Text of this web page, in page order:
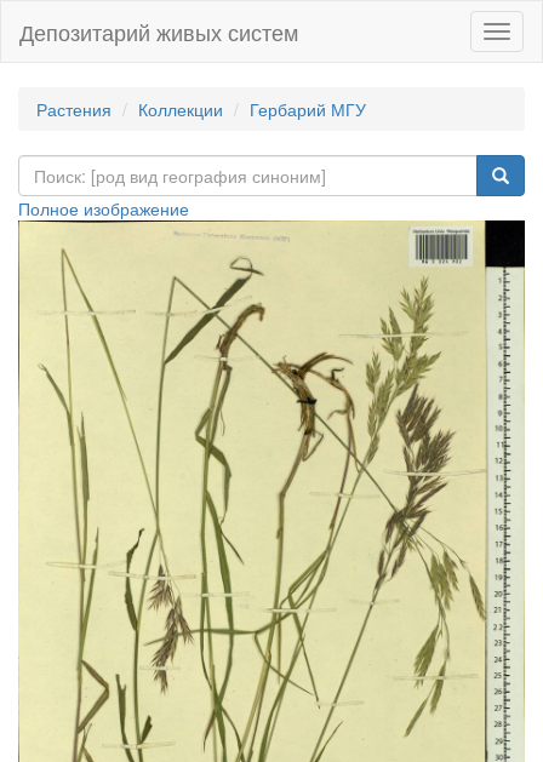
Депозитарий живых систем
Растения Коллекции Гербарий МГУ
Полное изображение